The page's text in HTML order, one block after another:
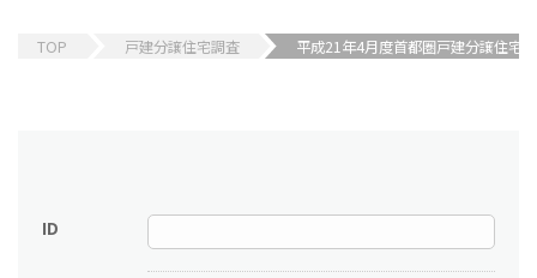
TOP 戸建分譲住宅調査 平成21年4月度首都圏戸建分譲住宅
ID